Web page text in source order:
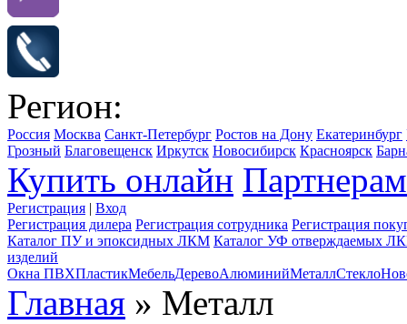
Регион:
Россия Москва Санкт-Петербург Ростов на Дону Екатеринбург
Грозный Благовещенск Иркутск Новосибирск Красноярск
Купить онлайн Партнерам
Регистрация | Вход
Регистрация дилера Регистрация сотрудника Регистрация
Каталог ПУ и эпоксидных ЛКМ Каталог УФ отверждаемых
изделий
Окна ПВХПластикМебельДеревоАлюминийМеталлСтекло
Главная » Металл